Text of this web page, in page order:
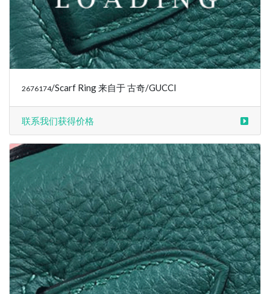
2676174/Scarf Ring 来自于 古奇/GUCCI
联系我们获得价格